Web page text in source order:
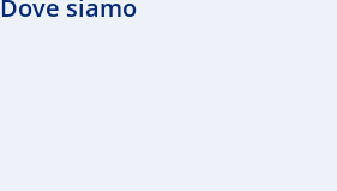
Dove siamo